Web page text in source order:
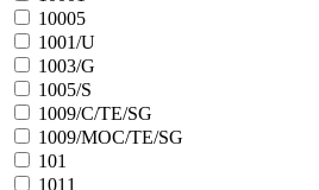
10005
1001/U
1003/G
1005/S
1009/C/TE/SG
1009/MOC/TE/SG
101
1011